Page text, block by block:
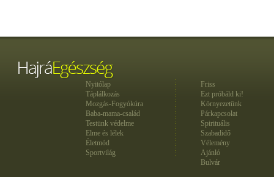
Nyitólap
Táplálkozás
Mozgás-Fogyókúra
Baba-mama-család
Testünk védelme
Elme és lélek
Életmód
Sportvilág
Friss
Ezt próbáld ki!
Környezetünk
Párkapcsolat
Spirituális
Szabadidő
Vélemény
Ajánló
Bulvár